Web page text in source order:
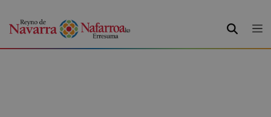
BILATU